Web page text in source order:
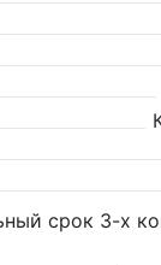
срок 3-х